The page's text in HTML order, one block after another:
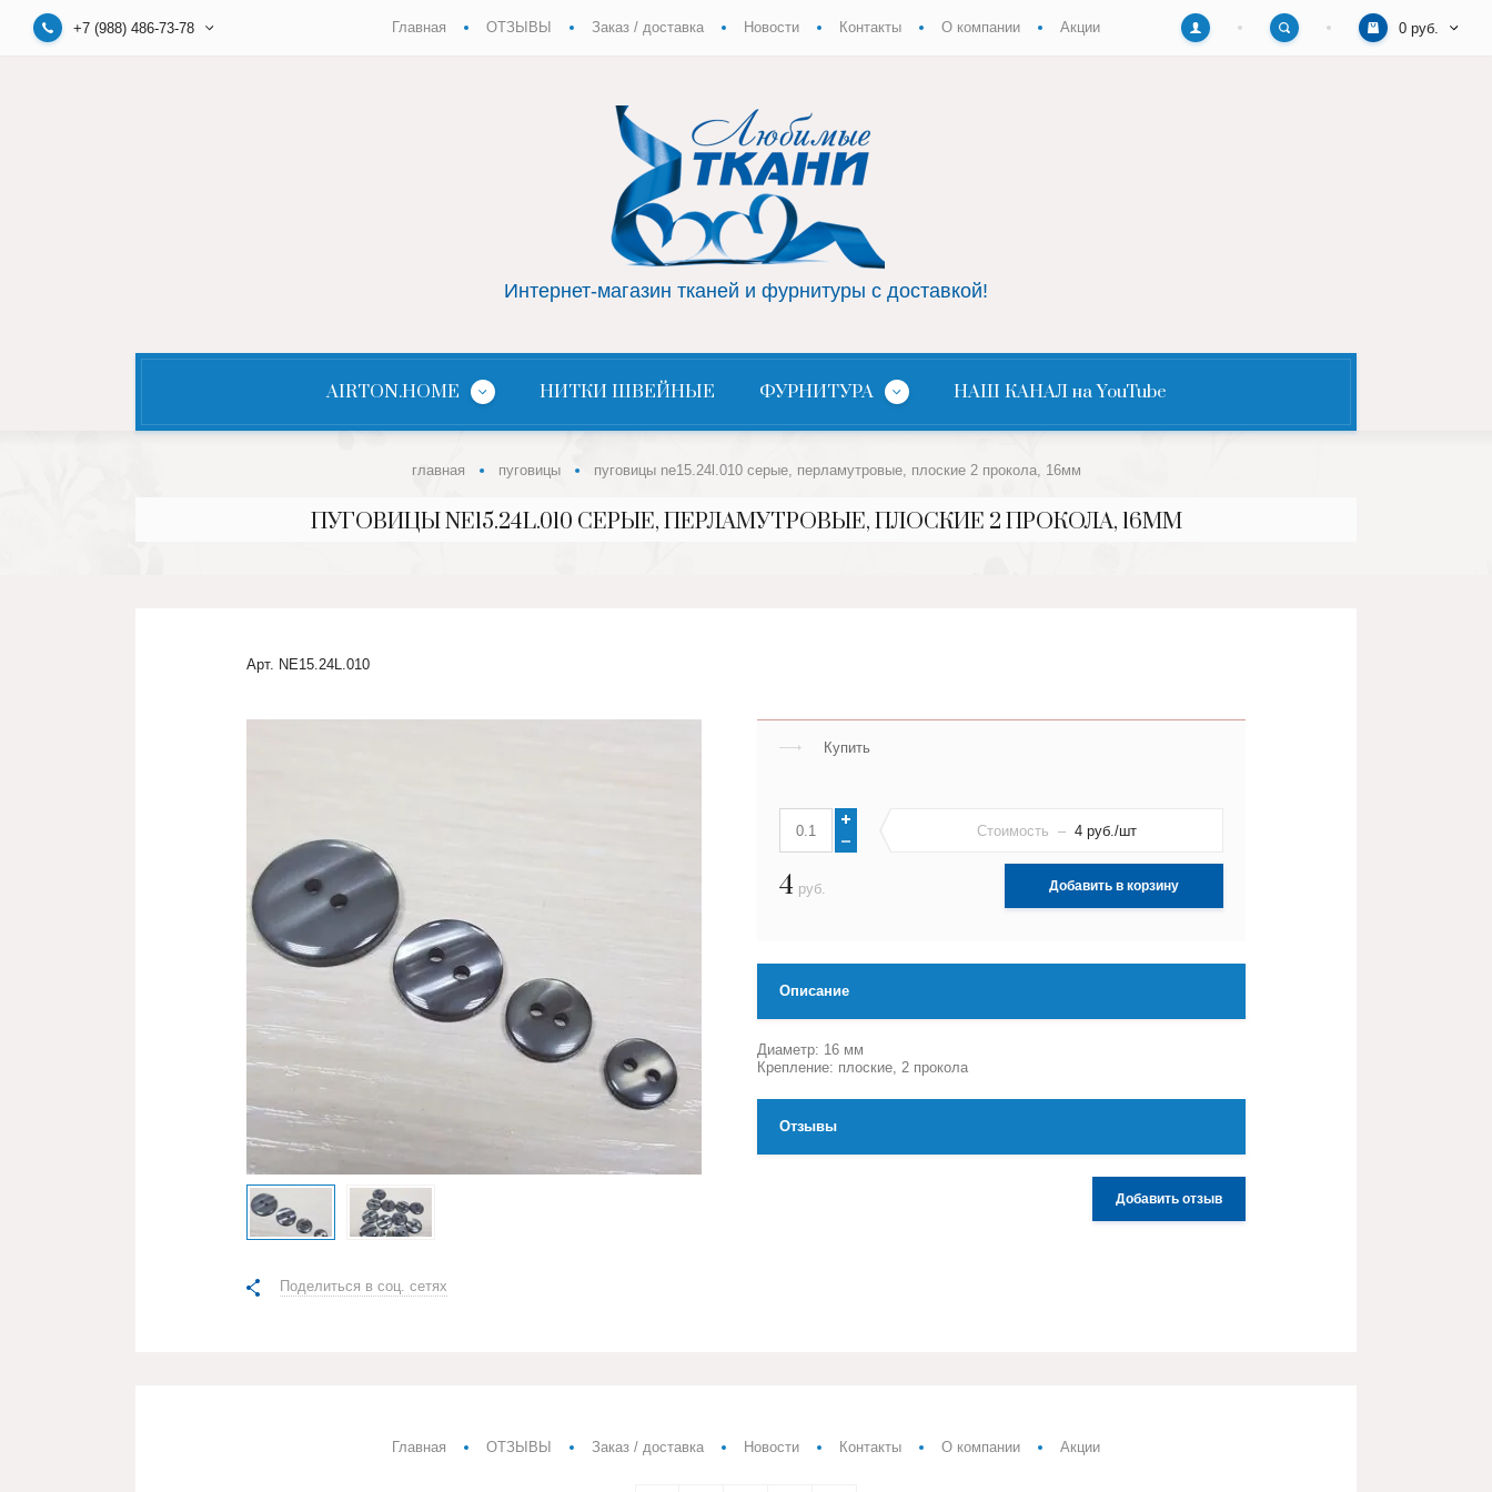
+7 (988) 486-73-78 Главная ОТЗЫВЫ Заказ / доставка Новости Контакты О компании Акции 0 руб.
Интернет-магазин тканей и фурнитуры с доставкой!
AIRTON.HOME НИТКИ ШВЕЙНЫЕ ФУРНИТУРА НАШ КАНАЛ на YouTube
главная пуговицы пуговицы ne15.24l.010 серые, перламутровые, плоские 2 прокола, 16мм
ПУГОВИЦЫ NE15.24L.010 СЕРЫЕ, ПЕРЛАМУТРОВЫЕ, ПЛОСКИЕ 2 ПРОКОЛА, 16ММ
Арт. NE15.24L.010
Поделиться в соц. сетях
Купить
Стоимость – 4 руб./шт
4 руб. Добавить в корзину
Описание
Диаметр: 16 мм
Крепление: плоские, 2 прокола
Отзывы
Добавить отзыв
Главная ОТЗЫВЫ Заказ / доставка Новости Контакты О компании Акции